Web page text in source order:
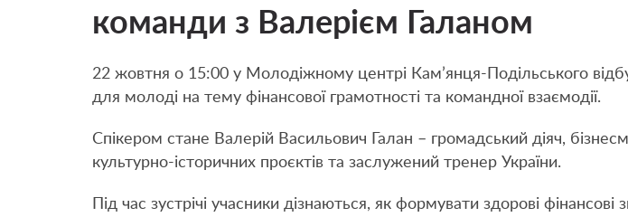
команди з Валерієм Галаном
22 жовтня о 15:00 у Молодіжному центрі Кам’янця-Подільського
для молоді на тему фінансової грамотності та командної взаємодії.
Спікером стане Валерій Васильович Галан – громадський діяч,
культурно-історичних проєктів та заслужений тренер України.
Під час зустрічі учасники дізнаються, як формувати здорові фінансові